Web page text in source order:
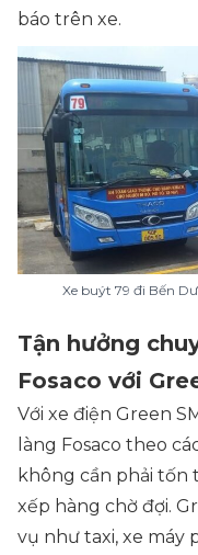
báo trên xe.
Xe buýt 79 đi Bến
Tận hưởng
Fosaco với
Với xe điện Green
làng Fosaco theo
không cần phải tốn
xếp hàng chờ đợi.
vụ như taxi, xe máy